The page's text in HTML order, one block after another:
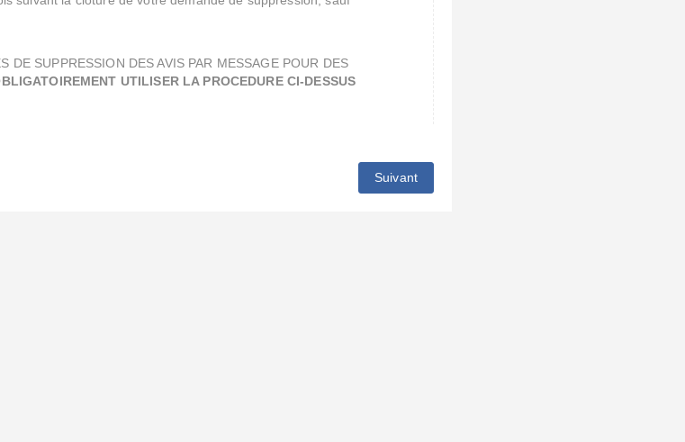
DE SUPPRESSION DES AVIS PAR MESSAGE POUR DES
UTILISER LA PROCEDURE CI-DESSUS
Suivant